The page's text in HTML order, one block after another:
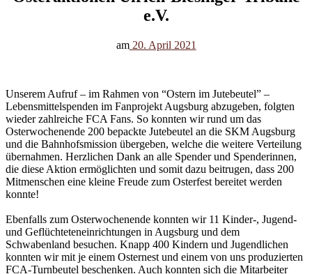
e.V.
am20. April 2021
Unserem Aufruf – im Rahmen von “Ostern im Jutebeutel” –
Lebensmittelspenden im Fanprojekt Augsburg abzugeben, folgten
wieder zahlreiche FCA Fans. So konnten wir rund um das
Osterwochenende 200 bepackte Jutebeutel an die SKM Augsburg
und die Bahnhofsmission übergeben, welche die weitere Verteilung
übernahmen. Herzlichen Dank an alle Spender und Spenderinnen,
die diese Aktion ermöglichten und somit dazu beitrugen, dass 200
Mitmenschen eine kleine Freude zum Osterfest bereitet werden
konnte!
Ebenfalls zum Osterwochenende konnten wir 11 Kinder-, Jugend-
und Geflüchteteneinrichtungen in Augsburg und dem
Schwabenland besuchen. Knapp 400 Kindern und Jugendlichen
konnten wir mit je einem Osternest und einem von uns produzierten
FCA-Turnbeutel beschenken. Auch konnten sich die Mitarbeiter